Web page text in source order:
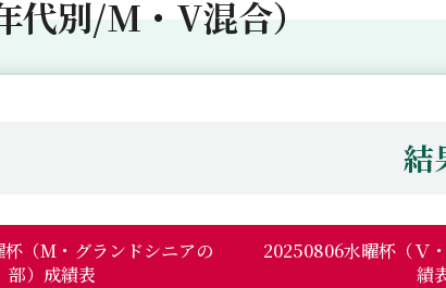
代別/M・V混合）
結
（M・グランドシニアの
部）成績表
20250806水曜杯（Ｖ
績